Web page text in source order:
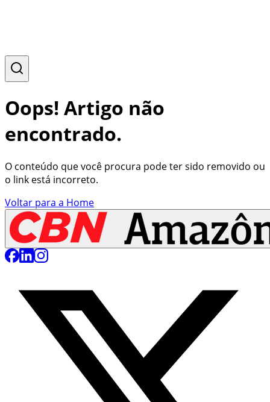
Oops! Artigo não
encontrado.
O conteúdo que você procura pode ter sido removido ou
o link está incorreto.
Voltar para a Home